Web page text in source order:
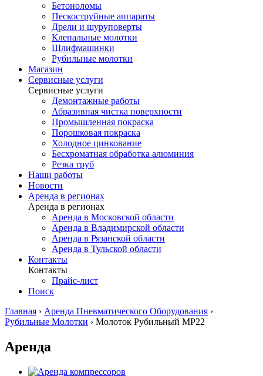
Бетоноломы
Пескоструйные аппараты
Дрели и шуруповерты
Клепальные молотки
Шлифмашинки
Рубильные молотки
Магазин
Сервисные услуги
Сервисные услуги
Демонтажные работы
Абразивная чистка поверхности
Промышленная покраска
Порошковая покраска
Холодное цинкование
Бесхроматная обработка алюминия
Резка труб
Наши работы
Новости
Аренда в регионах
Аренда в регионах
Аренда в Московской области
Аренда в Владимирской области
Аренда в Рязанской области
Аренда в Тульской области
Контакты
Контакты
Прайс-лист
Поиск
Главная › Аренда Пневматического Оборудования ›
Рубильные Молотки › Молоток Рубильный МР22
Аренда